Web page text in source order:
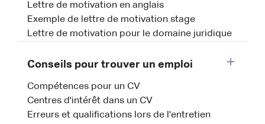
Lettre de motivation en anglais
Exemple de lettre de motivation stage
Lettre de motivation pour le domaine juridique
Conseils pour trouver un emploi
Compétences pour un CV
Centres d'intérêt dans un CV
Erreurs et qualifications lors de l'entretien